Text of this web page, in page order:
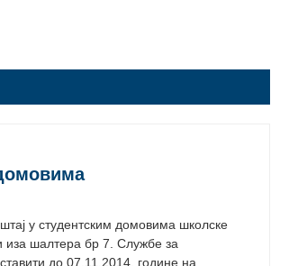
у студентским домовима школске
иза шалтера бр 7. Службе за
до 07.11.2014. године на